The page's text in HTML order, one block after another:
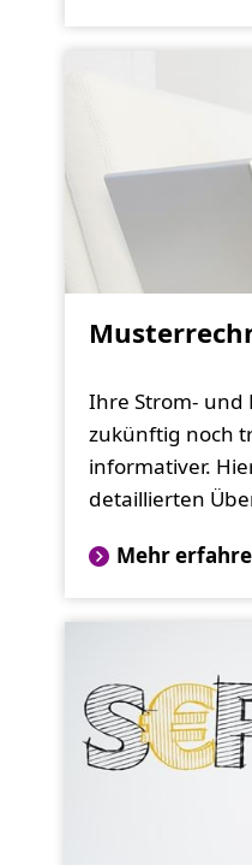
Ihre Strom- und
zukünftig noch
informativer.
detaillierten
Mehr